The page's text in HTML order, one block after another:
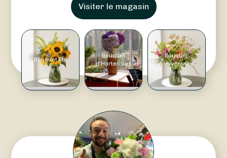
Visiter le magasin
Bouquet Été
Bouquet
d'Hortensias
Bouquet
Anniversaire